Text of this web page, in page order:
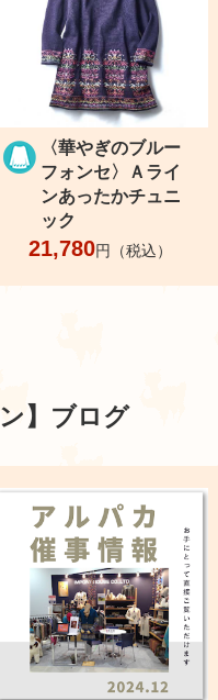
〈華やぎのブルー
フォンセ〉Ａライ
ンあったかチュニ
ック
21,780円（税込）
】 ブログ